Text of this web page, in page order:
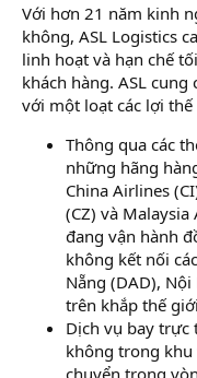
Với hơn 21 năm kinh
không, ASL Logistics
linh hoạt và hạn chế
khách hàng. ASL
với một loạt các lợi thế
Thông qua các
những hãng
China Airlines
(CZ) và
đang vận hành
không kết nối
Nẵng (DAD),
trên khắp thế
Dịch vụ bay trực
không trong khu
chuyển trong